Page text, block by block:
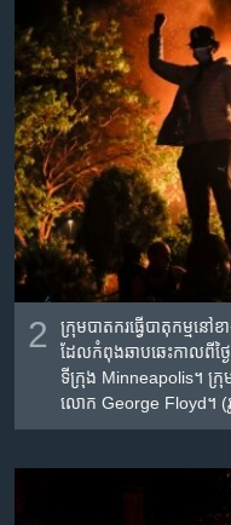
2 ក្រុម​បាតករ​ធ្វើ​បាតុកម្ម​ន
ដែល​កំពុង​ឆាបឆេះ​កាលពីថ្
ទីក្រុង Minneapolis។ ក្រុ
លោកGeorge Floyd។ (